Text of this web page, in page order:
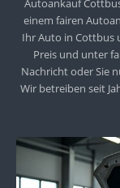
Autoankauf
einem fairen
Ihr Auto in Cottbus
Preis und unter
Nachricht oder Sie
Wir betreiben seit